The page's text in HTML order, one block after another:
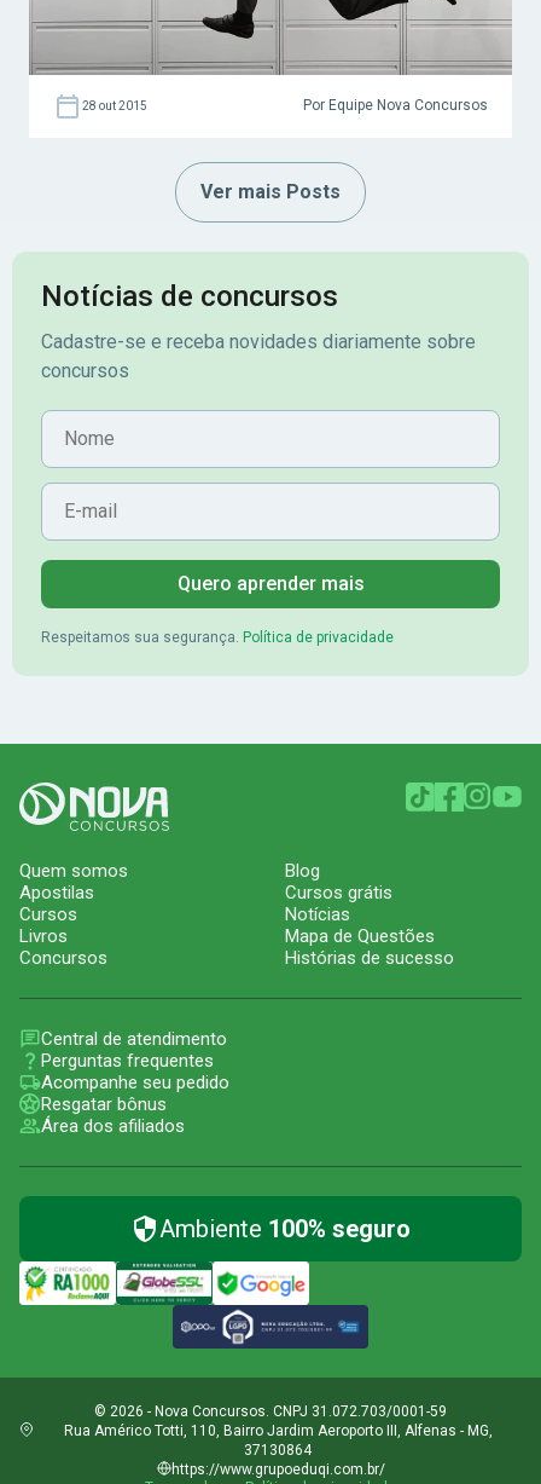
28 out 2015 Por Equipe Nova Concursos
Ver mais Posts
Notícias de concursos
Cadastre-se e receba novidades diariamente sobre
concursos
Nome
E-mail
Quero aprender mais
Respeitamos sua segurança. Política de privacidade
Quem somos
Apostilas
Cursos
Livros
Concursos
Blog
Cursos grátis
Notícias
Mapa de Questões
Histórias de sucesso
Central de atendimento
Perguntas frequentes
Acompanhe seu pedido
Resgatar bônus
Área dos afiliados
Ambiente 100% seguro
© 2026 - Nova Concursos. CNPJ 31.072.703/0001-59
Rua Américo Totti, 110, Bairro Jardim Aeroporto III, Alfenas - MG,
37130864
https://www.grupoeduqi.com.br/